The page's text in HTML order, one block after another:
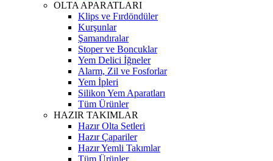
OLTA APARATLARI
Klips ve Fırdöndüler
Kurşunlar
Şamandıralar
Stoper ve Boncuklar
Yem Delici İğneler
Alarm, Zil ve Fosforlar
Yem İpleri
Silikon Yem Aparatları
Tüm Ürünler
HAZIR TAKIMLAR
Hazır Olta Setleri
Hazır Çapariler
Hazır Yemli Takımlar
Tüm Ürünler